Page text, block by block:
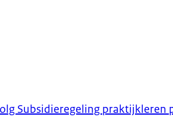
Subsidieregeling praktijkleren